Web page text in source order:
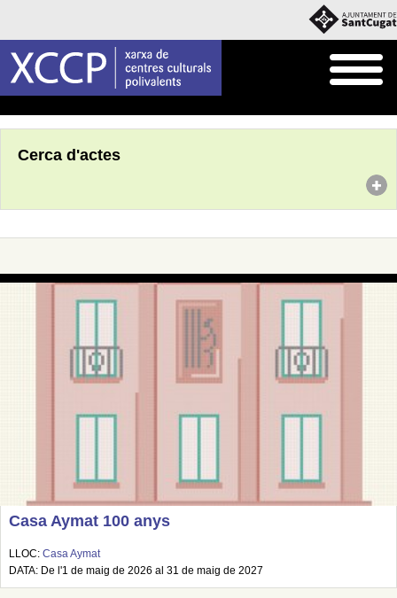
Cerca d'actes
Casa Aymat 100 anys
LLOC: Casa Aymat
DATA: De l'1 de maig de 2026 al 31 de maig de 2027